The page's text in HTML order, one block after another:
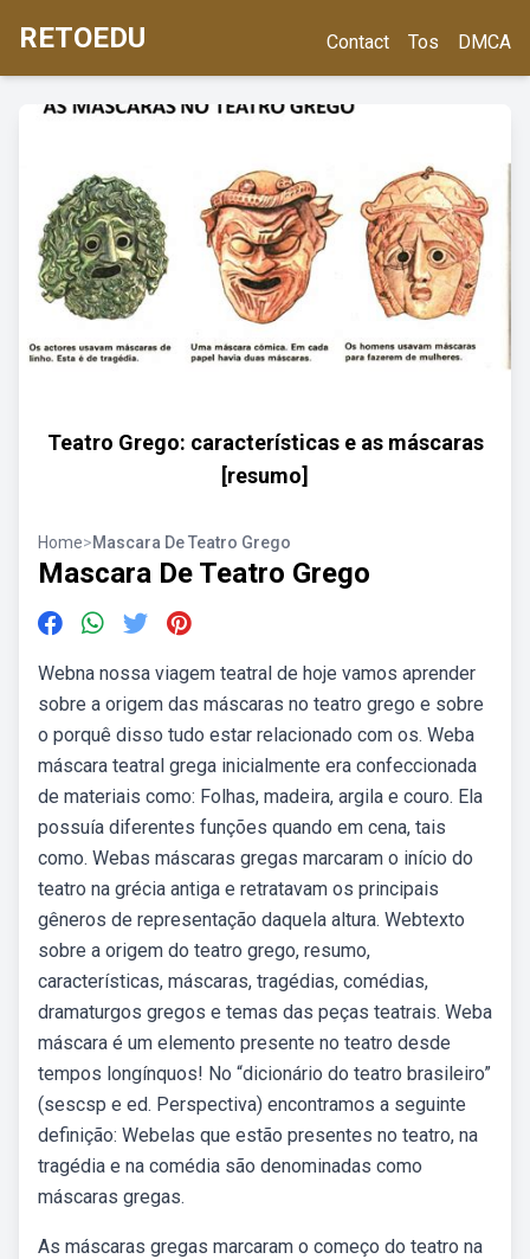
RETOEDU Contact Tos DMCA
Teatro Grego: características e as máscaras
[resumo]
Home>Mascara De Teatro Grego
Mascara De Teatro Grego
Webna nossa viagem teatral de hoje vamos aprender
sobre a origem das máscaras no teatro grego e sobre
o porquê disso tudo estar relacionado com os. Weba
máscara teatral grega inicialmente era confeccionada
de materiais como: Folhas, madeira, argila e couro. Ela
possuía diferentes funções quando em cena, tais
como. Webas máscaras gregas marcaram o início do
teatro na grécia antiga e retratavam os principais
gêneros de representação daquela altura. Webtexto
sobre a origem do teatro grego, resumo,
características, máscaras, tragédias, comédias,
dramaturgos gregos e temas das peças teatrais. Weba
máscara é um elemento presente no teatro desde
tempos longínquos! No “dicionário do teatro brasileiro”
(sescsp e ed. Perspectiva) encontramos a seguinte
definição: Webelas que estão presentes no teatro, na
tragédia e na comédia são denominadas como
máscaras gregas.
As máscaras gregas marcaram o começo do teatro na